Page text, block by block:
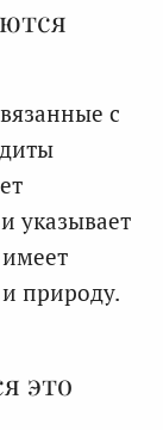
с
указывает
природу.
это